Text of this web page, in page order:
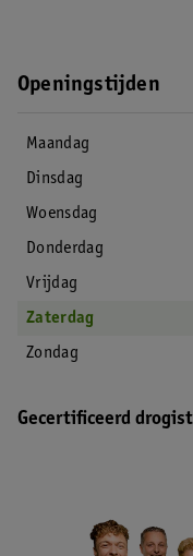
Openingstijden
Maandag
Dinsdag
Woensdag
Donderdag
Vrijdag
Zaterdag
Zondag
Gecertificeerd drogist